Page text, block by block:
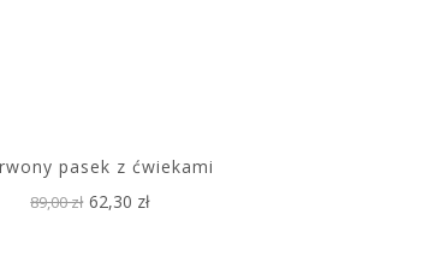
pasek z ćwiekami
89,00 zł 62,30 zł